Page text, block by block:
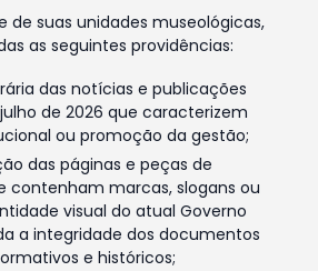
de suas unidades museológicas,
as seguintes providências:
das notícias e publicações
de 2026 que caracterizem
ou promoção da gestão;
das páginas e peças de
contenham marcas, slogans ou
visual do atual Governo
a integridade dos documentos
e históricos;